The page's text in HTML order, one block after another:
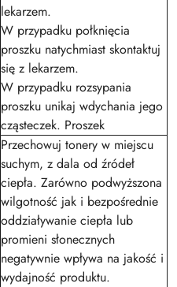
lekarzem.
W przypadku połknięcia
proszku natychmiast skontaktuj
się z lekarzem.
W przypadku rozsypania
proszku unikaj wdychania jego
cząsteczek. Proszek
Przechowuj tonery w miejscu
suchym, z dala od źródeł
ciepła. Zarówno podwyższona
wilgotność jak i bezpośrednie
oddziaływanie ciepła lub
promieni słonecznych
negatywnie wpływa na jakość i
wydajność produktu.